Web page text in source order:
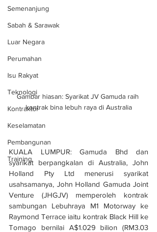
Semenanjung
Sabah & Sarawak
Luar Negara
Perumahan
Isu Rakyat
Teknologi
Kontraktor
Keselamatan
Pembangunan
Training
Gambar hiasan: Syarikat JV Gamuda raih
kontrak bina lebuh raya di Australia
KUALA LUMPUR: Gamuda Bhd dan
syarikat berpangkalan di Australia, John
Holland Pty Ltd menerusi syarikat
usahsamanya, John Holland Gamuda Joint
Venture (JHGJV) memperoleh kontrak
sambungan Lebuhraya M1 Motorway ke
Raymond Terrace iaitu kontrak Black Hill ke
Tomago bernilai A$1.029 bilion (RM3.03